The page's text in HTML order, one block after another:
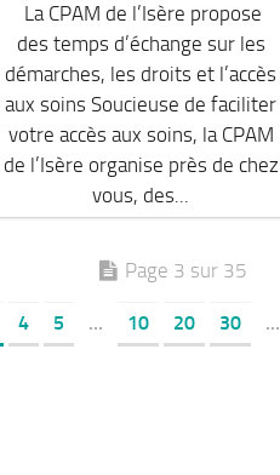
La CPAM de l’Isère propose
des temps d’échange sur les
démarches, les droits et l’accès
aux soins Soucieuse de faciliter
votre accès aux soins, la CPAM
de l’Isère organise près de chez
vous, des...
Page 3 sur 35
4 5 … 10 20 30 …